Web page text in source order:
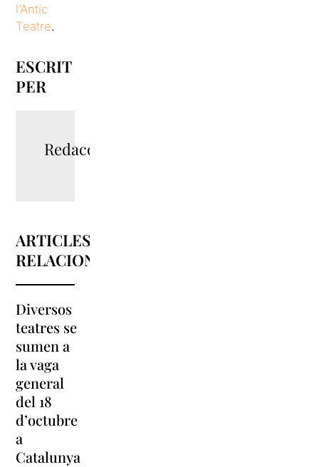
l’Antic
Teatre.
ESCRIT
PER
Redacció
ARTICLES
RELACIONATS
Diversos
teatres se
sumen a
la vaga
general
del 18
d’octubre
a
Catalunya